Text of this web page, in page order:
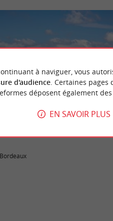
à naviguer, vous
d'audience. Certaines pages
déposent également des
EN SAVOIR PLUS